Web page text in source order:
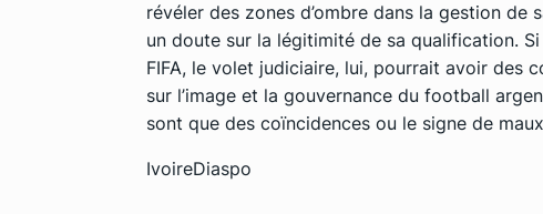
révéler des zones d’ombre dans la gestion
un doute sur la légitimité de sa qualification.
FIFA, le volet judiciaire, lui, pourrait avoir des
sur l’image et la gouvernance du football
sont que des coïncidences ou le signe de
IvoireDiaspo